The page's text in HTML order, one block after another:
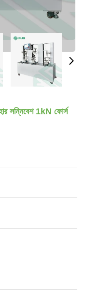
সন্নিবেশ 1kN ফোর্স